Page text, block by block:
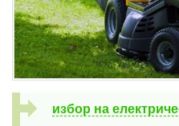
избор на